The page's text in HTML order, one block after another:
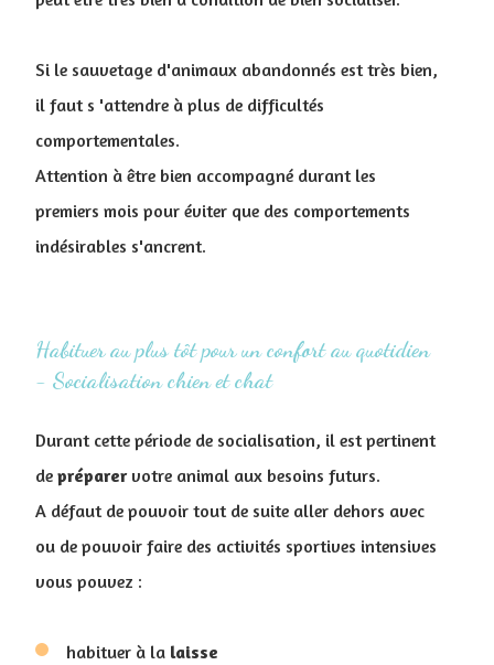
Si le sauvetage d'animaux abandonnés est très bien,
il faut s 'attendre à plus de difficultés
comportementales.
Attention à être bien accompagné durant les
premiers mois pour éviter que des comportements
indésirables s'ancrent.
Habituer au plus tôt pour un confort au quotidien
- Socialisation chien et chat
Durant cette période de socialisation, il est pertinent
de préparervotre animal aux besoins futurs.
A défaut de pouvoir tout de suite aller dehors avec
ou de pouvoir faire des activités sportives intensives
vous pouvez :
habituer à la laisse